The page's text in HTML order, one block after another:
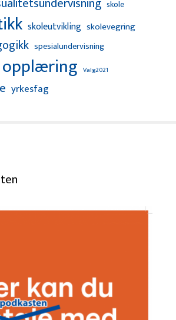
skole
skoleutvikling skolevegring
spesialundervisning
Valg2021
yrkesfag